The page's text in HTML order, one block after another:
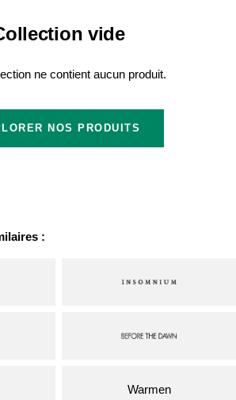
vide
ne contient aucun produit.
NOS PRODUITS
:
Warmen